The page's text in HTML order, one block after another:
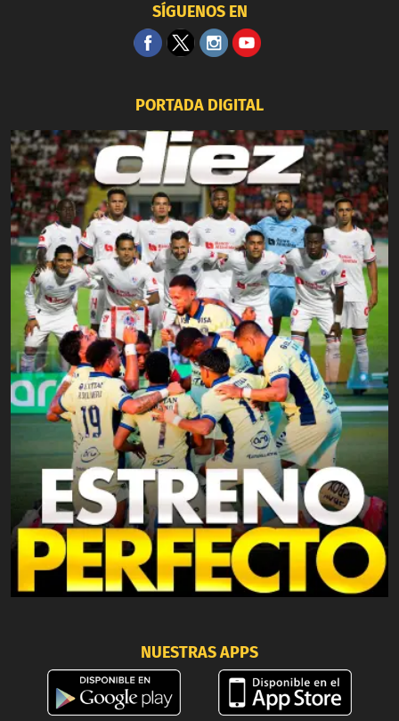
SÍGUENOS EN
PORTADA DIGITAL
NUESTRAS APPS